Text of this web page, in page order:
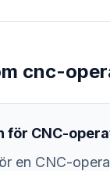
cnc-
för CNC-
en CNC-